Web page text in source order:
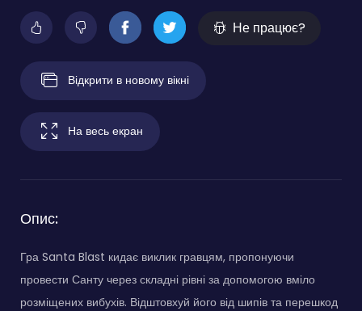
Не працює?
Відкрити в новому вікні
На весь екран
Опис:
Гра Santa Blast кидає виклик гравцям, пропонуючи
провести Санту через складні рівні за допомогою вміло
розміщених вибухів. Відштовхуй його від шипів та перешкод